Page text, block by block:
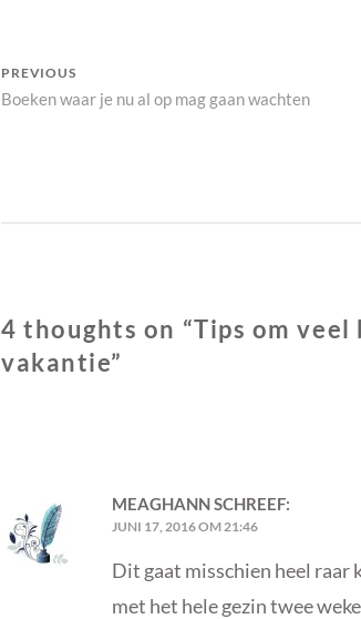
Bericht
navigatie
PREVIOUS
Previous
Boeken waar je nu al op mag gaan wachten
4 thoughts on “Tips om veel
vakantie”
MEAGHANNSCHREEF:
JUNI 17, 2016 OM 21:46
Dit gaat misschien heel raar
met het hele gezin twee